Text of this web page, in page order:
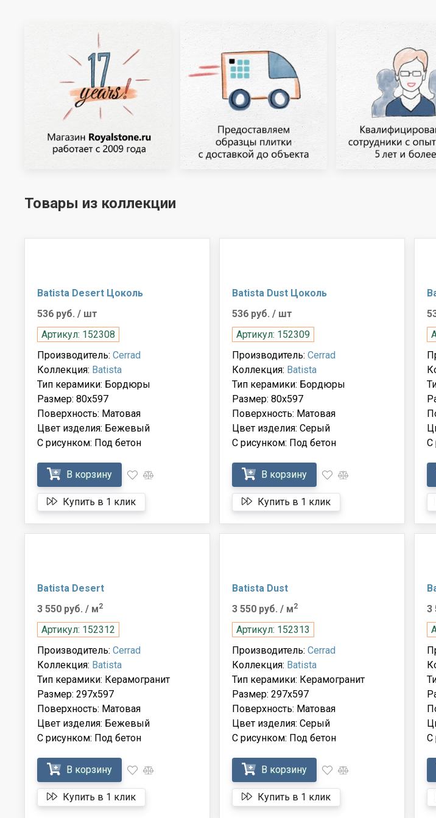
Товары из коллекции
Batista Desert Цоколь
536 руб. / шт
Артикул: 152308
Производитель: Cerrad
Коллекция: Batista
Тип керамики: Бордюры
Размер: 80x597
Поверхность: Матовая
Цвет изделия: Бежевый
С рисунком: Под бетон
В корзину
Купить в 1 клик
Batista Dust Цоколь
536 руб. / шт
Артикул: 152309
Производитель: Cerrad
Коллекция: Batista
Тип керамики: Бордюры
Размер: 80x597
Поверхность: Матовая
Цвет изделия: Серый
С рисунком: Под бетон
В корзину
Купить в 1 клик
С
Batista Desert
3 550 руб. / м2
Артикул: 152312
Производитель: Cerrad
Коллекция: Batista
Тип керамики: Керамогранит
Размер: 297x597
Поверхность: Матовая
Цвет изделия: Бежевый
С рисунком: Под бетон
В корзину
Купить в 1 клик
Batista Dust
3 550 руб. / м2
Артикул: 152313
Производитель: Cerrad
Коллекция: Batista
Тип керамики: Керамогранит
Размер: 297x597
Поверхность: Матовая
Цвет изделия: Серый
С рисунком: Под бетон
В корзину
Купить в 1 клик
3
С